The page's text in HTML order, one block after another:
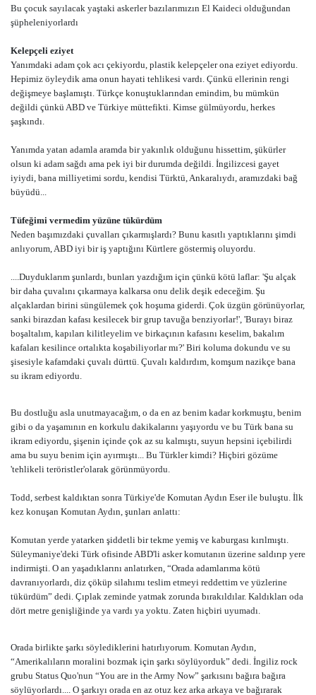
Bu çocuk sayılacak yaştaki askerler bazılarımızın El Kaideci olduğundan
şüpheleniyorlardı
Kelepçeli eziyet
Yanımdaki adam çok acı çekiyordu, plastik kelepçeler ona eziyet ediyordu.
Hepimiz öyleydik ama onun hayati tehlikesi vardı. Çünkü ellerinin rengi
değişmeye başlamıştı. Türkçe konuştuklarından emindim, bu mümkün
değildi çünkü ABD ve Türkiye müttefikti. Kimse gülmüyordu, herkes
şaşkındı.
Yanımda yatan adamla aramda bir yakınlık olduğunu hissettim, şükürler
olsun ki adam sağdı ama pek iyi bir durumda değildi. İngilizcesi gayet
iyiydi, bana milliyetimi sordu, kendisi Türktü, Ankaralıydı, aramızdaki bağ
büyüdü...
Tüfeğimi vermedim yüzüne tükürdüm
Neden başımızdaki çuvalları çıkarmışlardı? Bunu kasıtlı yaptıklarını şimdi
anlıyorum, ABD iyi bir iş yaptığını Kürtlere göstermiş oluyordu.
....Duyduklarım şunlardı, bunları yazdığım için çünkü kötü laflar: 'Şu alçak
bir daha çuvalını çıkarmaya kalkarsa onu delik deşik edeceğim. Şu
alçaklardan birini süngülemek çok hoşuma giderdi. Çok üzgün görünüyorlar,
sanki birazdan kafası kesilecek bir grup tavuğa benziyorlar!', 'Burayı biraz
boşaltalım, kapıları kilitleyelim ve birkaçının kafasını keselim, bakalım
kafaları kesilince ortalıkta koşabiliyorlar mı?' Biri koluma dokundu ve su
şisesiyle kafamdaki çuvalı dürttü. Çuvalı kaldırdım, komşum nazikçe bana
su ikram ediyordu.
Bu dostluğu asla unutmayacağım, o da en az benim kadar korkmuştu, benim
gibi o da yaşamının en korkulu dakikalarını yaşıyordu ve bu Türk bana su
ikram ediyordu, şişenin içinde çok az su kalmıştı, suyun hepsini içebilirdi
ama bu suyu benim için ayırmıştı... Bu Türkler kimdi? Hiçbiri gözüme
'tehlikeli teröristler'olarak görünmüyordu.
Todd, serbest kaldıktan sonra Türkiye'de Komutan Aydın Eser ile buluştu. İlk
kez konuşan Komutan Aydın, şunları anlattı:
Komutan yerde yatarken şiddetli bir tekme yemiş ve kaburgası kırılmıştı.
Süleymaniye'deki Türk ofisinde ABD'li asker komutanın üzerine saldırıp yere
indirmişti. O an yaşadıklarını anlatırken, “Orada adamlarıma kötü
davranıyorlardı, diz çöküp silahımı teslim etmeyi reddettim ve yüzlerine
tükürdüm” dedi. Çıplak zeminde yatmak zorunda bırakıldılar. Kaldıkları oda
dört metre genişliğinde ya vardı ya yoktu. Zaten hiçbiri uyumadı.
Orada birlikte şarkı söylediklerini hatırlıyorum. Komutan Aydın,
“Amerikalıların moralini bozmak için şarkı söylüyorduk” dedi. İngiliz rock
grubu Status Quo'nun “You are in the Army Now” şarkısını bağıra bağıra
söylüyorlardı.... O şarkıyı orada en az otuz kez arka arkaya ve bağırarak